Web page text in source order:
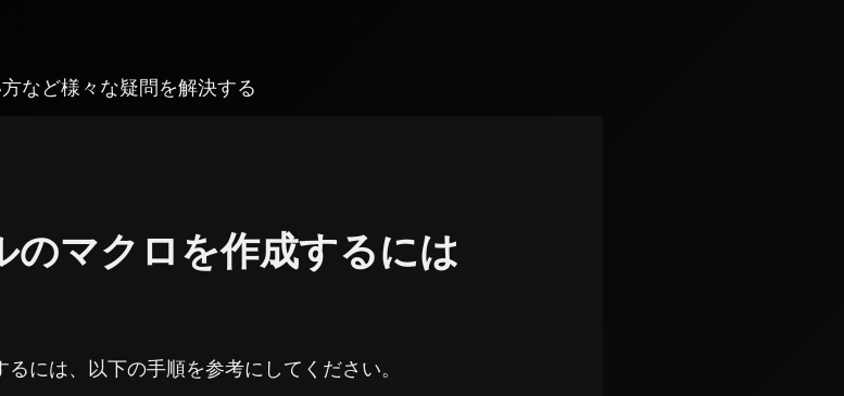
など様々な疑問を解決する
マクロを作成するには
には、以下の手順を参考にしてください。